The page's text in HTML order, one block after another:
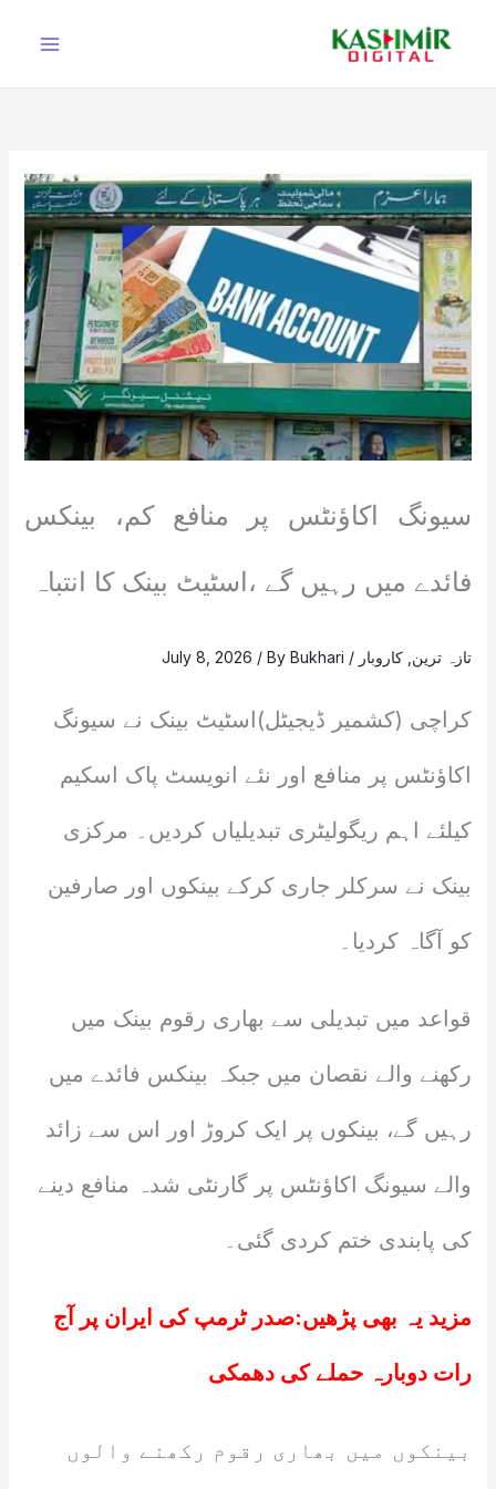
سیونگ اکاؤنٹس پر منافع کم، بینکس
فائدے میں رہیں گے ،اسٹیٹ بینک کا انتباہ
تازہ ترین کاروبار /
July 8, 2026 / ByBukhari
کراچی (کشمیر ڈیجیٹل)اسٹیٹ بینک نے سیونگ
اکاؤنٹس پر منافع اور نئے انویسٹ پاک اسکیم
کیلئے اہم ریگولیٹری تبدیلیاں کردیں۔ مرکزی
بینک نے سرکلر جاری کرکے بینکوں اور صارفین
کو آگاہ کردیا۔
قواعد میں تبدیلی سے بھاری رقوم بینک میں
رکھنے والے نقصان میں جبکہ بینکس فائدے میں
رہیں گے، بینکوں پر ایک کروڑ اور اس سے زائد
والے سیونگ اکاؤنٹس پر گارنٹی شدہ منافع دینے
کی پابندی ختم کردی گئی۔
مزید یہ بھی پڑھیں:صدر ٹرمپ کی ایران پر آج
رات دوبارہ حملے کی دھمکی
بینکوں میں بھاری رقوم رکھنے والوں